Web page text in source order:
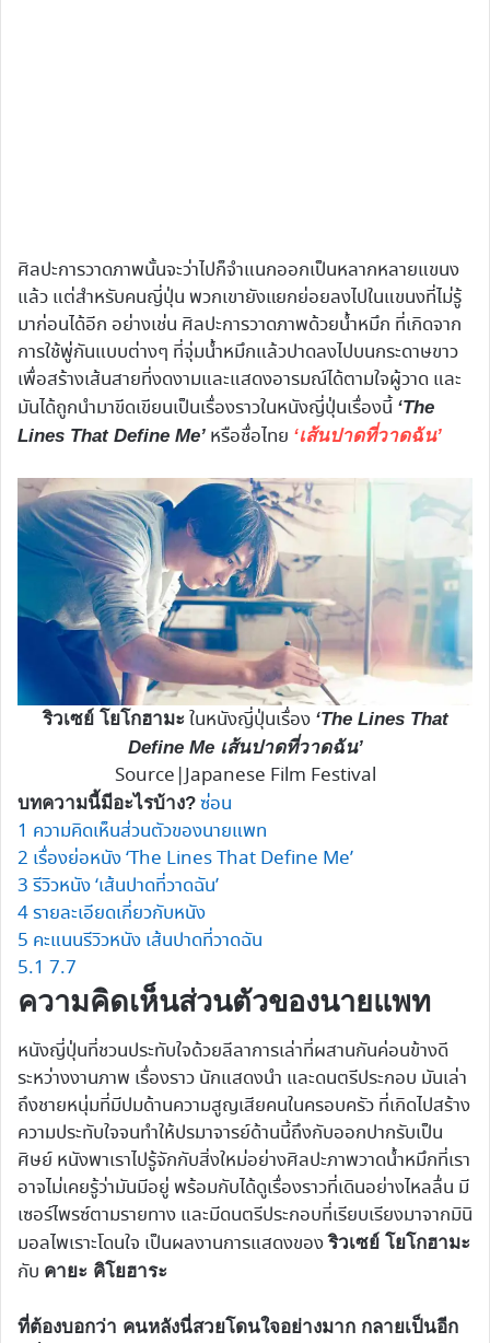
ศิลปะการวาดภาพนั้นจะว่าไปก็จำแนกออกเป็นหลากหลายแขนง
แล้ว แต่สำหรับคนญี่ปุ่น พวกเขายังแยกย่อยลงไปในแขนงที่ไม่รู้
มาก่อนได้อีก อย่างเช่น ศิลปะการวาดภาพด้วยน้ำหมึก ที่เกิดจาก
การใช้พู่กันแบบต่างๆ ที่จุ่มน้ำหมึกแล้วปาดลงไปบนกระดาษขาว
เพื่อสร้างเส้นสายที่งดงามและแสดงอารมณ์ได้ตามใจผู้วาด และ
มันได้ถูกนำมาขีดเขียนเป็นเรื่องราวในหนังญี่ปุ่นเรื่องนี้ ‘The
Lines That Define Me’ หรือชื่อไทย ‘เส้นปาดที่วาดฉัน’
ริวเซย์ โยโกฮามะในหนังญี่ปุ่นเรื่อง ‘The Lines That
Define Me เส้นปาดที่วาดฉัน’
Source|Japanese Film Festival
บทความนี้มีอะไรบ้าง? ซ่อน
1 ความคิดเห็นส่วนตัวของนายแพท
2 เรื่องย่อหนัง ‘The Lines That Define Me’
3 รีวิวหนัง ‘เส้นปาดที่วาดฉัน’
4รายละเอียดเกี่ยวกับหนัง
5 คะแนนรีวิวหนัง เส้นปาดที่วาดฉัน
5.1 7.7
ความคิดเห็นส่วนตัวของนายแพท
หนังญี่ปุ่นที่ชวนประทับใจด้วยลีลาการเล่าที่ผสานกันค่อนข้างดี
ระหว่างงานภาพ เรื่องราว นักแสดงนำ และดนตรีประกอบ มันเล่า
ถึงชายหนุ่มที่มีปมด้านความสูญเสียคนในครอบครัว ที่เกิดไปสร้าง
ความประทับใจจนทำให้ปรมาจารย์ด้านนี้ถึงกับออกปากรับเป็น
ศิษย์ หนังพาเราไปรู้จักกับสิ่งใหม่อย่างศิลปะภาพวาดน้ำหมึกที่เรา
อาจไม่เคยรู้ว่ามันมีอยู่ พร้อมกับได้ดูเรื่องราวที่เดินอย่างไหลลื่น มี
เซอร์ไพรซ์ตามรายทาง และมีดนตรีประกอบที่เรียบเรียงมาจากมินิ
มอลไพเราะโดนใจ เป็นผลงานการแสดงของริวเซย์ โยโกฮามะ
กับ คายะ คิโยฮาระ
ที่ต้องบอกว่า คนหลังนี่สวยโดนใจอย่างมาก กลายเป็นอีก